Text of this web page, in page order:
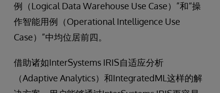
例（Logical Data Warehouse Use Case）”和“操
作智能用例（Operational Intelligence Use
Case）”中均位居前四。
借助诸如InterSystems IRIS自适应分析
（Adaptive Analytics）和IntegratedML这样的解